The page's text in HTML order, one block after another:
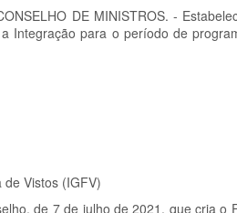
DE MINISTROS. -
para o período de
Vistos (IGFV)
de 7 de julho de 2021, que cria o